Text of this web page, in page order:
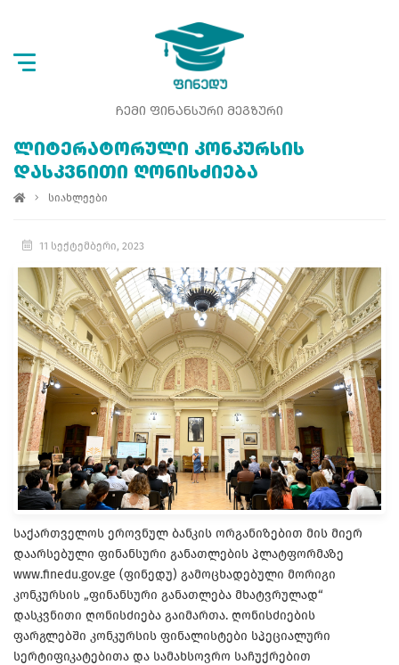
ᲩᲔᲛᲘ ᲤᲘᲜᲐᲜᲡᲣᲠᲘ ᲛᲔᲒᲖᲣᲠᲘ
ᲚᲘᲢᲔᲠᲐᲢᲝᲠᲣᲚᲘ ᲙᲝᲜᲙᲣᲠᲡᲘᲡ
ᲓᲐᲡᲙᲕᲜᲘᲗᲘ ᲦᲝᲜᲘᲡᲫᲘᲔᲑᲐ
სიახლეები
11 სექტემბერი, 2023
საქართველოს ეროვნულ ბანკის ორგანიზებით მის მიერ
დაარსებული ფინანსური განათლების პლატფორმაზე
www.finedu.gov.ge (ფინედუ) გამოცხადებული მორიგი
კონკურსის „ფინანსური განათლება მხატვრულად“
დასკვნითი ღონისძიება გაიმართა. ღონისძიების
ფარგლებში კონკურსის ფინალისტები სპეციალური
სერტიფიკატებითა და სამახსოვრო საჩუქრებით